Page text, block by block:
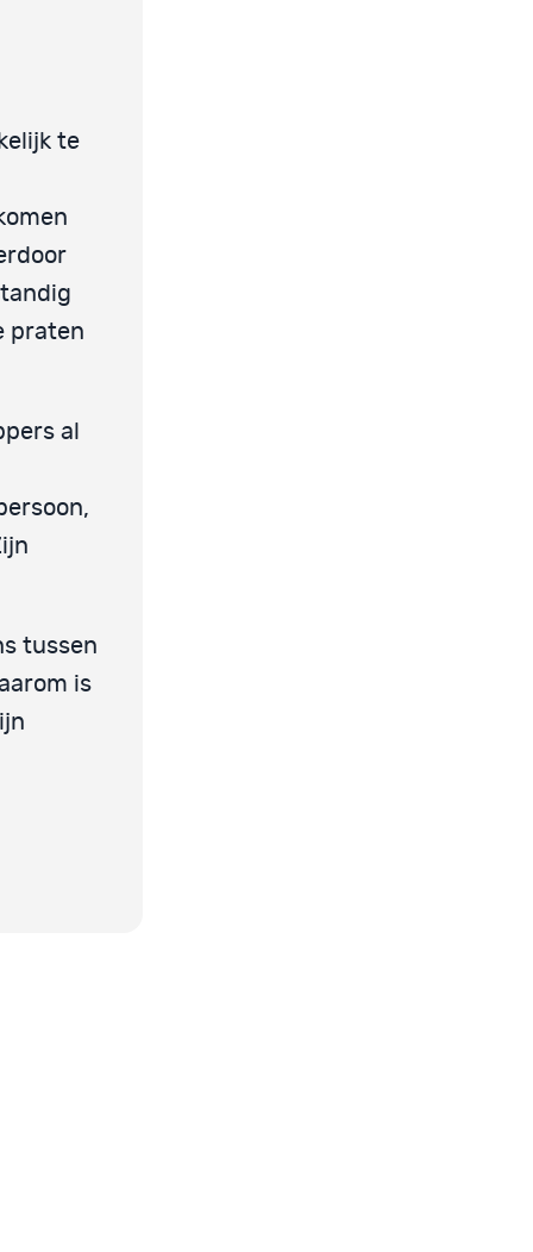
te
praten
al
tussen
is